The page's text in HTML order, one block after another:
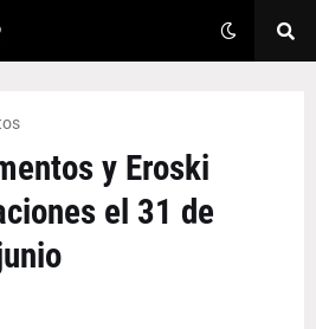
y Eroski
el 31 de